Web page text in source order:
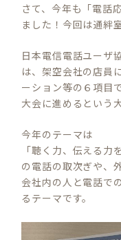
さて、今年も「電話
ました！今回は通絆
日本電信電話ユーザ
は、架空会社の店員
ーション等の６項目
大会に進めるという
今年のテーマは
「聴く力、伝える力
の電話の取次ぎや、
会社内の人と電話で
るテーマです。